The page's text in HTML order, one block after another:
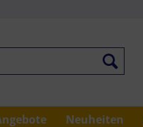
Neuheiten